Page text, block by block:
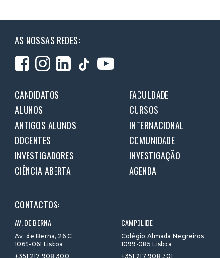
AS NOSSAS REDES:
CANDIDATOS
FACULDADE
ALUNOS
CURSOS
ANTIGOS ALUNOS
INTERNACIONAL
DOCENTES
COMUNIDADE
INVESTIGADORES
INVESTIGAÇÃO
CIÊNCIA ABERTA
AGENDA
CONTACTOS:
AV. DE BERNA
Av. de Berna, 26 C
1069-061 Lisboa
+351 217 908 300
CAMPOLIDE
Colégio Almada Negreiros
1099-085 Lisboa
+351 217 908 301